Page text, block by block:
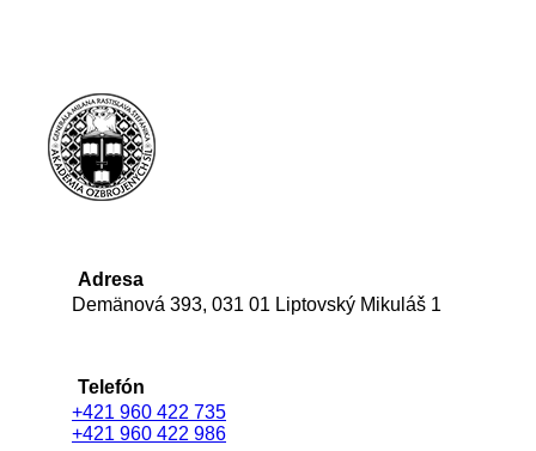
Adresa
Demänová 393, 031 01 Liptovský Mikuláš 1
Telefón
+421 960 422 735
+421 960 422 986